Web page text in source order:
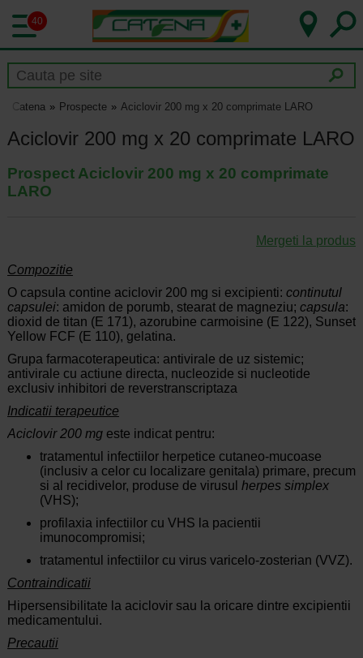
40
Catena Prospecte Aciclovir 200 mg x 20 comprimate LARO
Aciclovir 200 mg x 20 comprimate LARO
Prospect Aciclovir 200 mg x 20 comprimate
LARO
Mergeti la produs
Compozitie
O capsula contine aciclovir 200 mg si excipienti: continutul
capsulei: amidon de porumb, stearat de magneziu; capsula:
dioxid de titan (E 171), azorubine carmoisine (E 122), Sunset
Yellow FCF (E 110), gelatina.
Grupa farmacoterapeutica: antivirale de uz sistemic;
antivirale cu actiune directa, nucleozide si nucleotide
exclusiv inhibitori de reverstranscriptaza
Indicatii terapeutice
Aciclovir 200 mg este indicat pentru:
tratamentul infectiilor herpetice cutaneo-mucoase
(inclusiv a celor cu localizare genitala) primare, precum
si al recidivelor, produse de virusul herpes simplex
(VHS);
profilaxia infectiilor cu VHS la pacientii
imunocompromisi;
tratamentul infectiilor cu virus varicelo-zosterian (VVZ).
Contraindicatii
Hipersensibilitate la aciclovir sau la oricare dintre excipientii
medicamentului.
Precautii